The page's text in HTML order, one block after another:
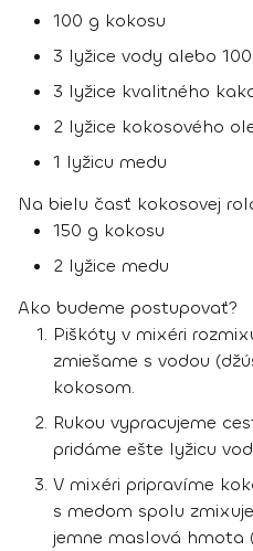
100 g kokosu
3 lyžice vody alebo
3 lyžice kvalitného
2 lyžice kokosového
1 lyžicu medu
Na bielu časť kokosovej
150 g kokosu
2 lyžice medu
Ako budeme postupovať?
Piškóty v mixéri
zmiešame s vodou
kokosom.
Rukou vypracujeme
pridáme ešte lyžicu
V mixéri pripravíme
s medom spolu
jemne maslová hmota